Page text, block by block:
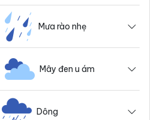
Mưa rào nhẹ
Mây đen u ám
Dông